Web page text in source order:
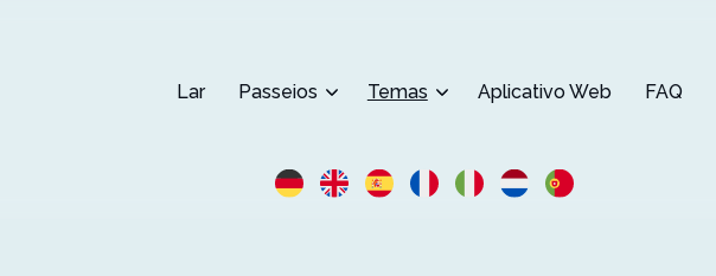
Lar Passeios Temas Aplicativo Web FAQ